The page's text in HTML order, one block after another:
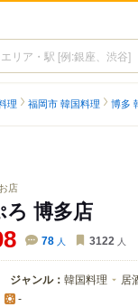
グ
理 福岡市 韓国料理 博多
店
博多店
78 人 3122 人
ジャンル： 韓国料理 居
-